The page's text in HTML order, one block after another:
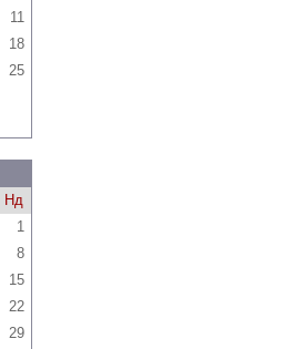
11
18
25
Нд
1
8
15
22
29